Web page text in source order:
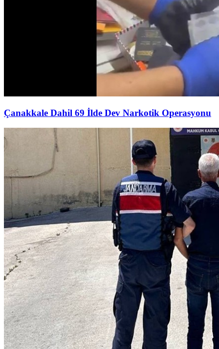
Çanakkale Dahil 69 İlde Dev Narkotik Operasyonu